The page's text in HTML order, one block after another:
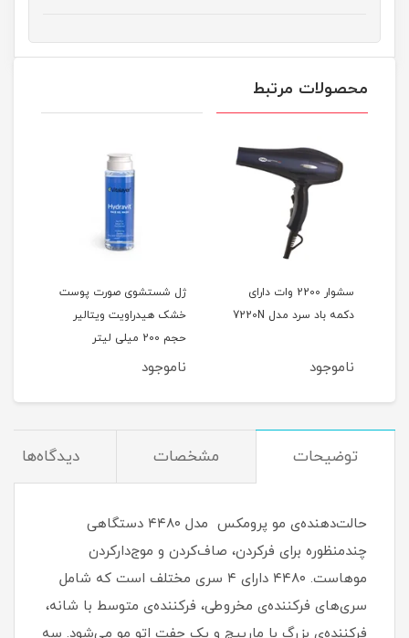
محصولات مرتبط
سشوار 2200 وات دارای
دکمه باد سرد مدل 7220N
ناموجود
ژل شستشوی صورت پوست
خشک هیدراویت ویتالیر
حجم 200 میلی لیتر
ناموجود
توضیحات مشخصات دیدگاه‌ها
حالت‌دهنده‌ی مو پرومکس مدل ۴۴۸۰ دستگاهی
چندمنظوره برای فرکردن، صاف‌کردن و موج‌دارکردن
موهاست. ۴۴۸۰ دارای ۴ سری مختلف است که شامل
سری‌های فرکننده‌ی مخروطی، فرکننده‌ی متوسط با شانه،